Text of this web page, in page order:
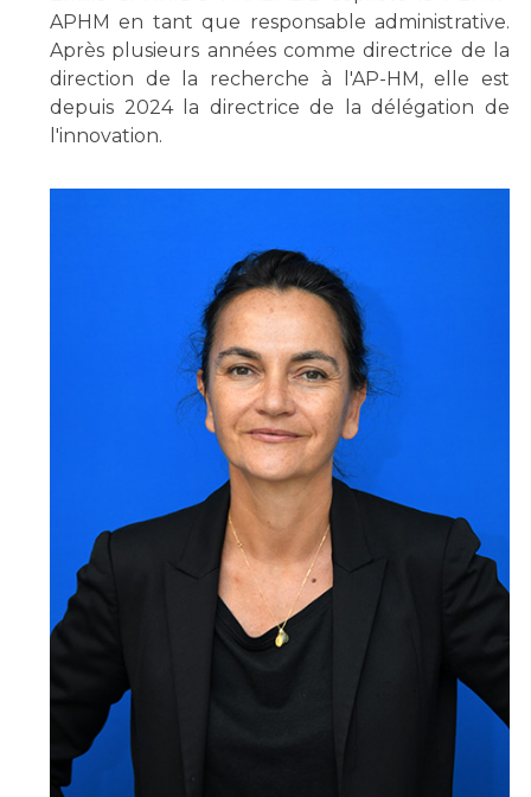
APHM en tant que responsable administrative.
Après plusieurs années comme directrice de la
direction de la recherche à l'AP-HM, elle est
depuis 2024 la directrice de la délégation de
l'innovation.